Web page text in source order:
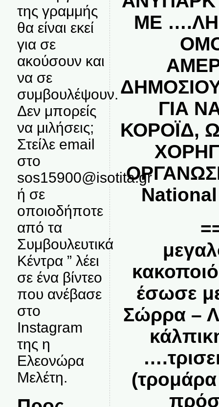
της γραμμής
θα είναι εκεί
για σε
ακούσουν και
να σε
συμβουλέψουν.
Δεν μπορείς
να μιλήσεις;
Στείλε email
στο
sos15900@isotita.gr
ή σε
οποιοδήποτε
από τα
Συμβουλευτικά
Κέντρα ” λέει
σε ένα βίντεο
που ανέβασε
στο
Instagram
της η
Ελεονώρα
Μελέτη.
ΜΕ
ΓΙΑ
ΚΟΡΟΪΔ,
έσωσε
Σώρρα –